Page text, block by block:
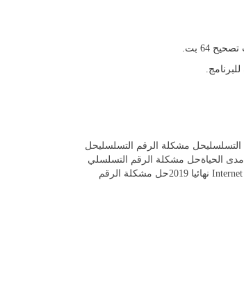
حل مشكلة الرقم التسلسليحل
حل مشكلة الرقم التسلسلي
حل مشكلة الرقم